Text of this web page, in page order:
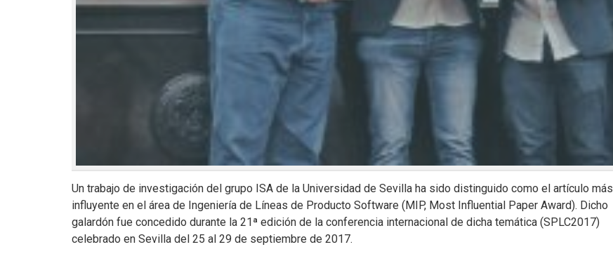
Un trabajo de investigación del grupo ISA de la Universidad de Sevilla ha sido distinguido como el artículo más
influyente en el área de Ingeniería de Líneas de Producto Software (MIP, Most Influential Paper Award). Dicho
galardón fue concedido durante la 21ª edición de la conferencia internacional de dicha temática (SPLC2017)
celebrado en Sevilla del 25 al 29 de septiembre de 2017.